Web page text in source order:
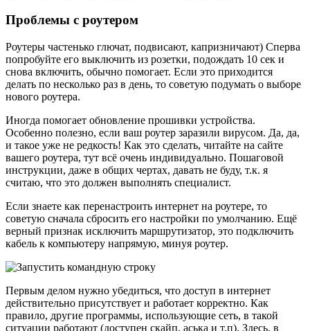
Проблемы с роутером
Роутеры частенько глючат, подвисают, капризничают) Сперва
попробуйте его выключить из розетки, подождать 10 сек и
снова включить, обычно помогает. Если это приходится
делать по несколько раз в день, то советую подумать о выборе
нового роутера.
Иногда помогает обновление прошивки устройства.
Особенно полезно, если ваш роутер заразили вирусом. Да, да,
и такое уже не редкость! Как это сделать, читайте на сайте
вашего роутера, тут всё очень индивидуально. Пошаговой
инструкции, даже в общих чертах, давать не буду, т.к. я
считаю, что это должен выполнять специалист.
Если знаете как перенастроить интернет на роутере, то
советую сначала сбросить его настройки по умолчанию. Ещё
верный признак исключить маршрутизатор, это подключить
кабель к компьютеру напрямую, минуя роутер.
Первым делом нужно убедиться, что доступ в интернет
действительно присутствует и работает корректно. Как
правило, другие программы, использующие сеть, в такой
ситуации работают (доступен скайп, аська и т.п). Здесь, в